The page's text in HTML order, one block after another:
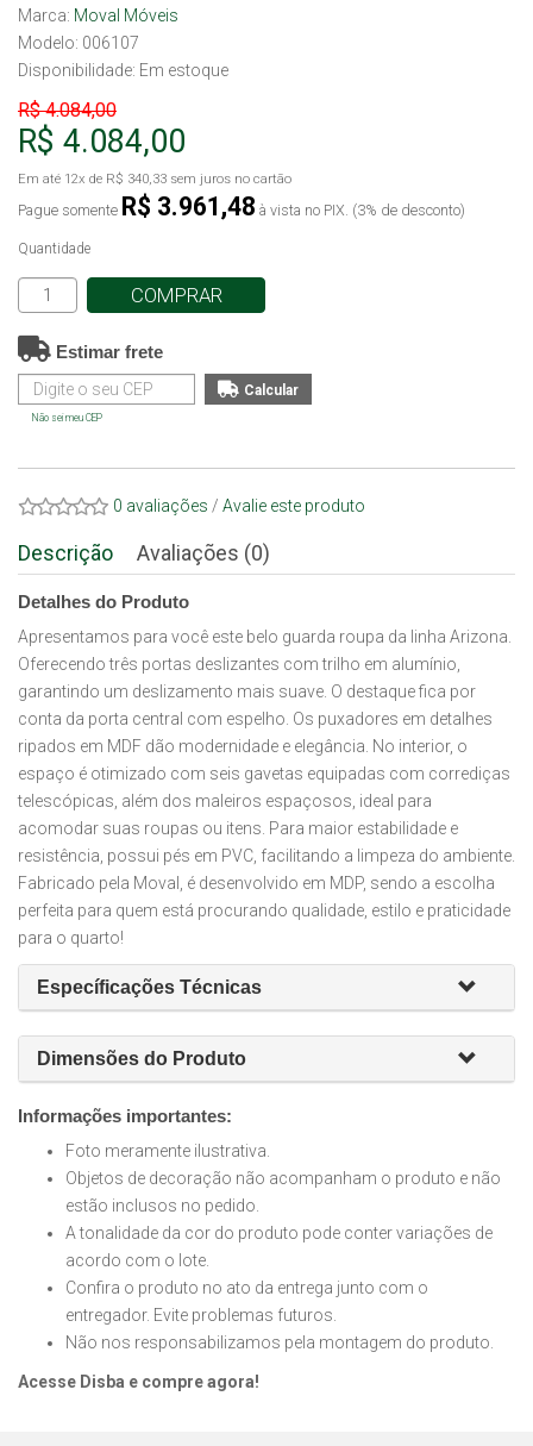
Marca: Moval Móveis
Modelo: 006107
Disponibilidade: Em estoque
R$ 4.084,00
R$ 4.084,00
Em até 12x de R$ 340,33 sem juros no cartão
Pague somente R$ 3.961,48 à vista no PIX. (3% de desconto)
Quantidade
COMPRAR
Estimar frete
Não sei meu CEP
0 avaliações / Avalie este produto
Descrição Avaliações (0)
Detalhes do Produto
Apresentamos para você este belo guarda roupa da linha Arizona.
Oferecendo três portas deslizantes com trilho em alumínio,
garantindo um deslizamento mais suave. O destaque fica por
conta da porta central com espelho. Os puxadores em detalhes
ripados em MDF dão modernidade e elegância. No interior, o
espaço é otimizado com seis gavetas equipadas com corrediças
telescópicas, além dos maleiros espaçosos, ideal para
acomodar suas roupas ou itens. Para maior estabilidade e
resistência, possui pés em PVC, facilitando a limpeza do ambiente.
Fabricado pela Moval, é desenvolvido em MDP, sendo a escolha
perfeita para quem está procurando qualidade, estilo e praticidade
para o quarto!
Específicações Técnicas
Dimensões do Produto
Informações importantes:
Foto meramente ilustrativa.
Objetos de decoração não acompanham o produto e não
estão inclusos no pedido.
A tonalidade da cor do produto pode conter variações de
acordo com o lote.
Confira o produto no ato da entrega junto com o
entregador. Evite problemas futuros.
Não nos responsabilizamos pela montagem do produto.
Acesse Disba e compre agora!